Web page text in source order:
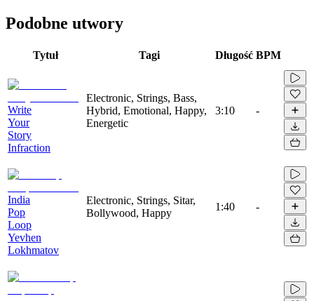
Podobne utwory
Tytuł Tagi Długość BPM
Write
Your
Story
Infraction
Electronic, Strings, Bass,
Hybrid, Emotional, Happy,
Energetic
3:10 -
India
Pop
Loop
Yevhen
Lokhmatov
Electronic, Strings, Sitar,
Bollywood, Happy
1:40 -